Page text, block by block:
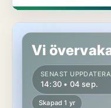
Hus i Sölvesborg
Vi
SENAST
14:30 • 04 sep.
Skapad 1 yr